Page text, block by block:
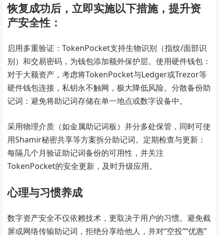
恢复成功后，立即实施以下措施，提升资
产安全性：
启用多重验证：TokenPocket支持生物识别（指纹/面部识
别）和交易密码，为钱包添加额外保护层。使用硬件钱包：
对于大额资产，考虑将TokenPocket与Ledger或Trezor等
硬件钱包连接，私钥永不触网，极大降低风险。分散备份助
记词：避免将助记词存储在单一地点或数字设备中。
采用物理介质（如金属助记词板）并分多处保管，同时可使
用Shamir秘密共享等方案拆分助记词。定期检查与更新：
每隔几个月验证助记词备份的可用性，并关注
TokenPocket的安全更新，及时升级应用。
心理与习惯养成
数字资产安全不仅依赖技术，更取决于用户的习惯。避免截
屏或网络传输助记词，拒绝分享给他人，并对“空投”“优惠”